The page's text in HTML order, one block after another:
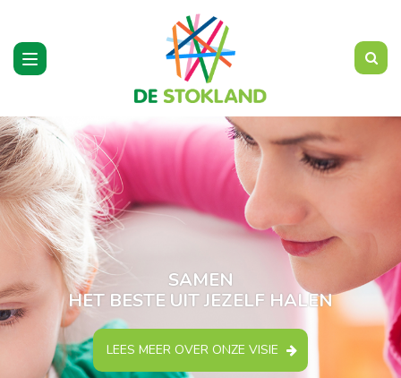
Toggle
navigation
SAMEN
HET BESTE UIT JEZELF HALEN
LEES MEER OVER ONZE VISIE